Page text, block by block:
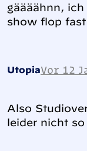
gäääähnn,
show flop
UtopiaVor 12
Also
leider nicht